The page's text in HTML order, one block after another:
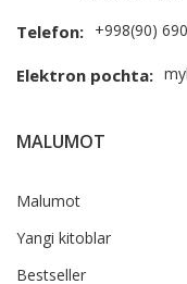
Telefon: +998(90)
Elektron pochta:
MALUMOT
Malumot
Yangi kitoblar
Bestseller